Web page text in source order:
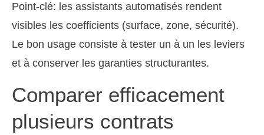
Point-clé: les assistants automatisés rendent
visibles les coefficients (surface, zone, sécurité).
Le bon usage consiste à tester un à un les leviers
et à conserver les garanties structurantes.
Comparer efficacement
plusieurs contrats